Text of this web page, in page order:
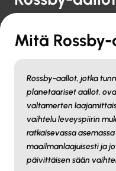
Mitä
Rossby-aallot, jotka
planetaariset aallot,
valtamerten
vaihtelu leveyspiirin
ratkaisevassa
maailmanlaajuisesti ja
päivittäisen sään